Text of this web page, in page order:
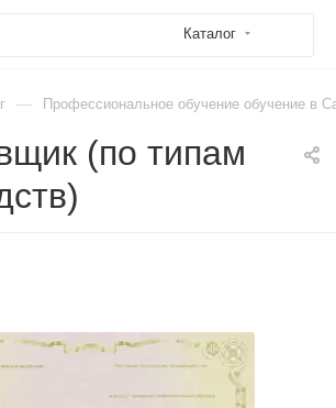
Каталог
— Профессиональное обучение обучение в
(по типам